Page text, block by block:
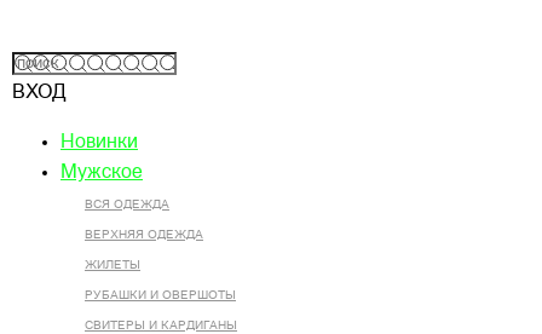
ВХОД
Новинки
Мужское
ВСЯ ОДЕЖДА
ВЕРХНЯЯ ОДЕЖДА
ЖИЛЕТЫ
РУБАШКИ И ОВЕРШОТЫ
СВИТЕРЫ И КАРДИГАНЫ